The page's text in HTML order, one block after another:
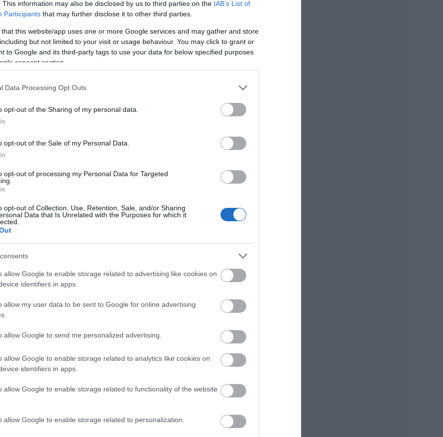
This information may also be disclosed by us to third parties on the IAB’s List of
Participants that may further disclose it to other third parties.
that this website/app uses one or more Google services and may gather and store
but not limited to your visit or usage behaviour. You may click to grant or
to Google and its third-party tags to use your data for below specified purposes
consent section.
Data Processing Opt Outs
opt-out of the Sharing of my personal data.
opt-out of the Sale of my Personal Data.
opt-out of processing my Personal Data for Targeted
opt-out of Collection, Use, Retention, Sale, and/or Sharing
Data that Is Unrelated with the Purposes for which it
allow Google to enable storage related to advertising like cookies on
identifiers in apps.
allow my user data to be sent to Google for online advertising
allow Google to send me personalized advertising.
allow Google to enable storage related to analytics like cookies on
identifiers in apps.
allow Google to enable storage related to functionality of the website
allow Google to enable storage related to personalization.
jegyzőkönyv és 1200 oldal perirat alapján
Miskolcon. Az eset összetett,
egy kabaréra hasonlít, az igazság szolgái pedig
esetet és minden este új esküdtszék hoz ítéletet a sajóbábonyi esetről.
meg nem mondom, hogy hétfőn, vagy kedden,
volt nézni őket, mert különben ijesztő volt,
hogy milyen, tényleg rendes gyerek. Ha hiszed,
hozzá egy, kettő meg itt megállt. Öten voltak, ahogy
Józsefet keressük. Mondja a Józsi, hogy én
nagy darab gyerek, odavitték a beton túlsó izé,
is a gyerek szépen mondta, hogy nekem itt
miért, meg semmit. Úgy nekivágták a falnak,
bepisilt, a felesége. Hát az élettársa, nem a
még egy óra múlva is, el is vitték Józsit.”